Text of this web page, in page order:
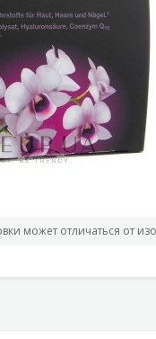
может отличаться от